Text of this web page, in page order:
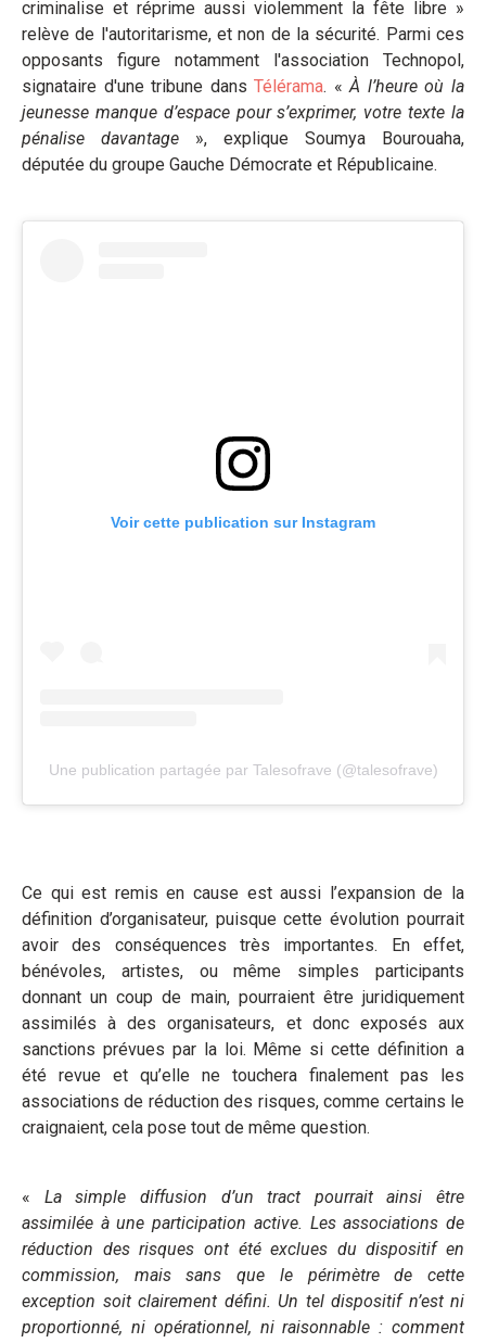
criminalise et réprime aussi violemment la fête libre »
relève de l'autoritarisme, et non de la sécurité. Parmi ces
opposants figure notamment l'association Technopol,
signataire d'une tribune dansTélérama. «À l’heure où la
jeunesse manque d’espace pour s’exprimer, votre texte la
pénalise davantage », explique Soumya Bourouaha,
députée du groupe Gauche Démocrate et Républicaine.
Voir cette publication sur Instagram
Une publication partagée par Talesofrave (@talesofrave)
Ce qui est remis en cause est aussi l’expansion de la
définition d’organisateur, puisque cette évolution pourrait
avoir des conséquences très importantes. En effet,
bénévoles, artistes, ou même simples participants
donnant un coup de main, pourraient être juridiquement
assimilés à des organisateurs, et donc exposés aux
sanctions prévues par la loi. Même si cette définition a
été revue et qu’elle ne touchera finalement pas les
associations de réduction des risques, comme certains le
craignaient, cela pose tout de même question.
« La simple diffusion d’un tract pourrait ainsi être
assimilée à une participation active. Les associations de
réduction des risques ont été exclues du dispositif en
commission, mais sans que le périmètre de cette
exception soit clairement défini. Un tel dispositif n’est ni
proportionné, ni opérationnel, ni raisonnable : comment